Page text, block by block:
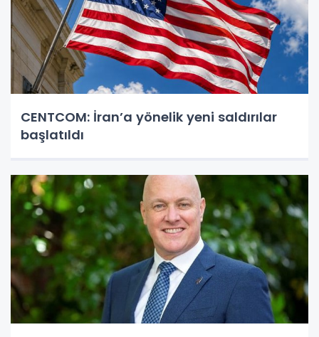
CENTCOM: İran’a yönelik yeni saldırılar
başlatıldı